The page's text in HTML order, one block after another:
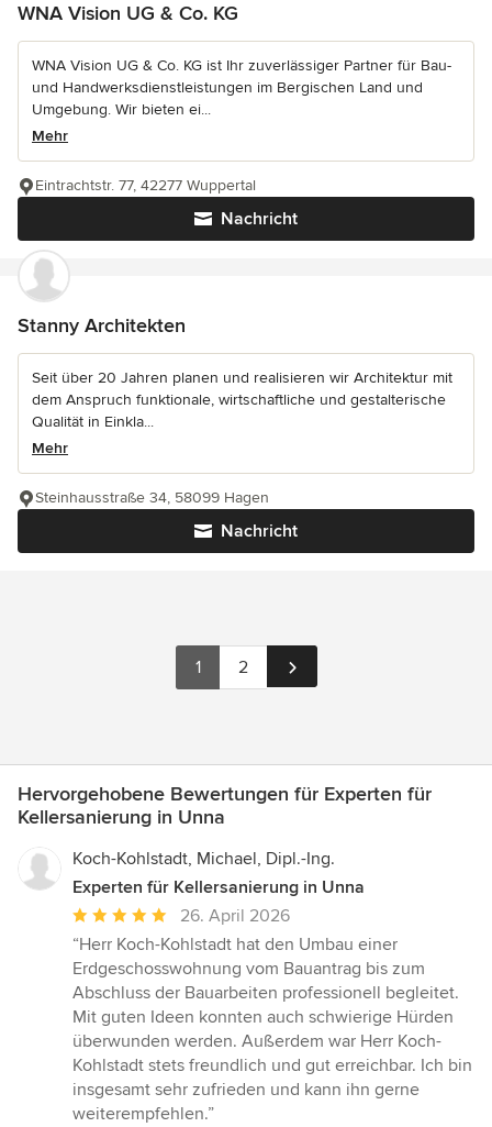
WNA Vision UG & Co. KG
WNA Vision UG & Co. KG ist Ihr zuverlässiger Partner für Bau-
und Handwerksdienstleistungen im Bergischen Land und
Umgebung. Wir bieten ei...
Mehr
Nachricht
Eintrachtstr. 77, 42277 Wuppertal
Stanny Architekten
Seit über 20 Jahren planen und realisieren wir Architektur mit
dem Anspruch funktionale, wirtschaftliche und gestalterische
Qualität in Einkla...
Mehr
Nachricht
Steinhausstraße 34, 58099 Hagen
1 2
Hervorgehobene Bewertungen für Experten für
Kellersanierung in Unna
Koch-Kohlstadt, Michael, Dipl.-Ing.
Experten für Kellersanierung in Unna
Durchschnittliche
Bewertung:
5
von
5
Sternen
26. April 2026
“Herr Koch-Kohlstadt hat den Umbau einer
Erdgeschosswohnung vom Bauantrag bis zum
Abschluss der Bauarbeiten professionell begleitet.
Mit guten Ideen konnten auch schwierige Hürden
überwunden werden. Außerdem war Herr Koch-
Kohlstadt stets freundlich und gut erreichbar. Ich bin
insgesamt sehr zufrieden und kann ihn gerne
weiterempfehlen.”